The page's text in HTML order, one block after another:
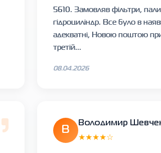
5610. Замовляв фільтри,
гідроциліндр. Все було в
адекватні, Новою поштою
третій...
08.04.2026
В
Володимир
★★★★☆